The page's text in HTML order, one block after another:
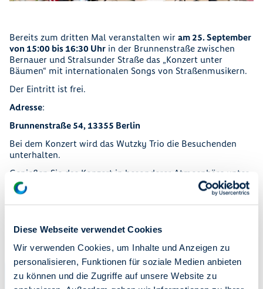
Diese Webseite verwendet Cookies
Wir verwenden Cookies, um Inhalte und Anzeigen zu
personalisieren, Funktionen für soziale Medien anbieten
zu können und die Zugriffe auf unsere Website zu
Bereits zum dritten Mal veranstalten wiram 25. September
von 15:00 bis 16:30 Uhr in der Brunnenstraße zwischen
Bernauer und Stralsunder Straße das „Konzert unter
Bäumen“ mit internationalen Songs von Straßenmusikern.
Der Eintritt ist frei.
Adresse:
Brunnenstraße 54, 13355 Berlin
Bei dem Konzert wird das Wutzky Trio die Besuchenden
unterhalten.
Genießen Sie das Konzert in besonderer Atmosphäre unter
den bemalten Bäumen des
Kunstprojekts „Vielheit // Musterexemplare“
der Künstlerin
Josefine Günschel. Kulinarisch bieten unsere Gastronomen
Kommen Sie vorbei – wir freuen uns auf Sie!
Serviceportal "Meine degewo"
24/7 für Sie da